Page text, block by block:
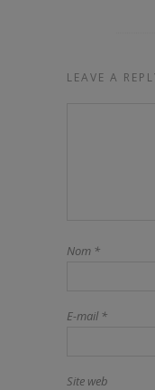
LEAVE A
Nom *
E-mail*
Site web